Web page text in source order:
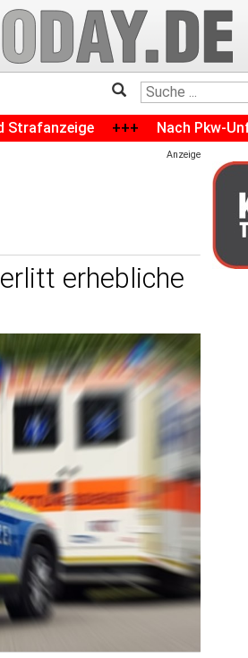
+++ Nach Pkw-Unfall mit knapp
Anzeige
erhebliche